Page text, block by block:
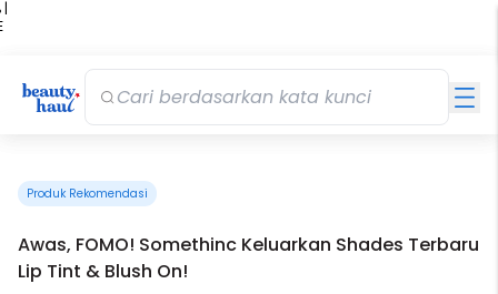
|
Produk Rekomendasi
Awas, FOMO! Somethinc Keluarkan Shades Terbaru
Lip Tint & Blush On!